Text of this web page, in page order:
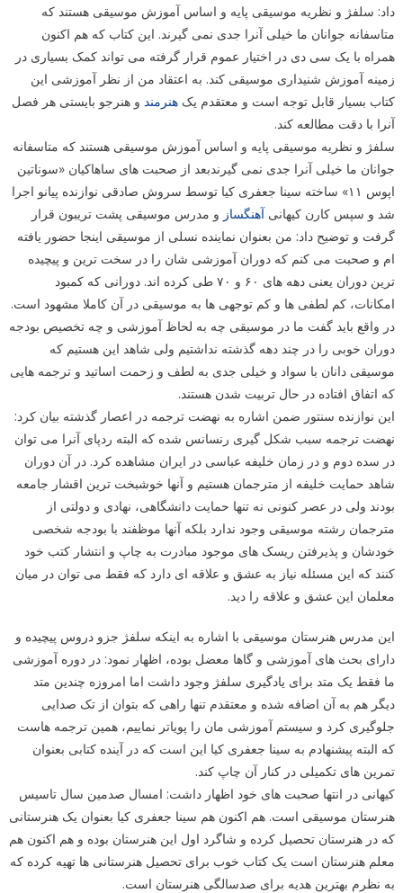
داد: سلفژ و نظریه موسیقی پایه و اساس آموزش موسیقی هستند که
متاسفانه جوانان ما خیلی آنرا جدی نمی گیرند. این کتاب که هم اکنون
همراه با یک سی دی در اختیار عموم قرار گرفته می تواند کمک بسیاری در
زمینه آموزش شنیداری موسیقی کند. به اعتقاد من از نظر آموزشی این
کتاب بسیار قابل توجه است و معتقدم یک هنرمندو هنرجو بایستی هر فصل
آنرا با دقت مطالعه کند.
سلفژ و نظریه موسیقی پایه و اساس آموزش موسیقی هستند که متاسفانه
جوانان ما خیلی آنرا جدی نمی گیرندبعد از صحبت های ساهاکیان «سوناتین
اپوس ۱۱» ساخته سینا جعفری کیا توسط سروش صادقی نوازنده پیانو اجرا
شد و سپس کارن کیهانی آهنگساز و مدرس موسیقی پشت تریبون قرار
گرفت و توضیح داد: من بعنوان نماینده نسلی از موسیقی اینجا حضور یافته
ام و صحبت می کنم که دوران آموزشی شان را در سخت ترین و پیچیده
ترین دوران یعنی دهه های ۶۰ و ۷۰ طی کرده اند. دورانی که کمبود
امکانات، کم لطفی ها و کم توجهی ها به موسیقی در آن کاملا مشهود است.
در واقع باید گفت ما در موسیقی چه به لحاظ آموزشی و چه تخصیص بودجه
دوران خوبی را در چند دهه گذشته نداشتیم ولی شاهد این هستیم که
موسیقی دانان با سواد و خیلی جدی به لطف و زحمت اساتید و ترجمه هایی
که اتفاق افتاده در حال تربیت شدن هستند.
این نوازنده سنتور ضمن اشاره به نهضت ترجمه در اعصار گذشته بیان کرد:
نهضت ترجمه سبب شکل گیری رنسانس شده که البته ردپای آنرا می توان
در سده دوم و در زمان خلیفه عباسی در ایران مشاهده کرد. در آن دوران
شاهد حمایت خلیفه از مترجمان هستیم و آنها خوشبخت ترین اقشار جامعه
بودند ولی در عصر کنونی نه تنها حمایت دانشگاهی، نهادی و دولتی از
مترجمان رشته موسیقی وجود ندارد بلکه آنها موظفند با بودجه شخصی
خودشان و پذیرفتن ریسک های موجود مبادرت به چاپ و انتشار کتب خود
کنند که این مسئله نیاز به عشق و علاقه ای دارد که فقط می توان در میان
معلمان این عشق و علاقه را دید.
این مدرس هنرستان موسیقی با اشاره به اینکه سلفژ جزو دروس پیچیده و
دارای بحث های آموزشی و گاها معضل بوده، اظهار نمود: در دوره آموزشی
ما فقط یک متد برای یادگیری سلفژ وجود داشت اما امروزه چندین متد
دیگر هم به آن اضافه شده و معتقدم تنها راهی که بتوان از تک صدایی
جلوگیری کرد و سیستم آموزشی مان را پویاتر نماییم، همین ترجمه هاست
که البته پیشنهادم به سینا جعفری کیا این است که در آینده کتابی بعنوان
تمرین های تکمیلی در کنار آن چاپ کند.
کیهانی در انتها صحبت های خود اظهار داشت: امسال صدمین سال تاسیس
هنرستان موسیقی است. هم اکنون هم سینا جعفری کیا بعنوان یک هنرستانی
که در هنرستان تحصیل کرده و شاگرد اول این هنرستان بوده و هم اکنون هم
معلم هنرستان است یک کتاب خوب برای تحصیل هنرستانی ها تهیه کرده که
به نظرم بهترین هدیه برای صدسالگی هنرستان است.